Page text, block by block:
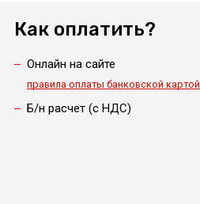
Как оплатить?
Онлайн на сайте
правила оплаты банковской картой
Б/н расчет (c НДС)